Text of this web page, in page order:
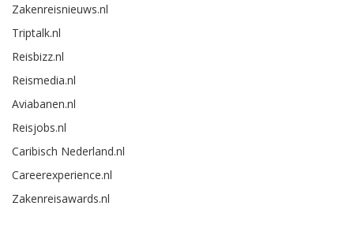
Zakenreisnieuws.nl
Triptalk.nl
Reisbizz.nl
Reismedia.nl
Aviabanen.nl
Reisjobs.nl
Caribisch Nederland.nl
Careerexperience.nl
Zakenreisawards.nl